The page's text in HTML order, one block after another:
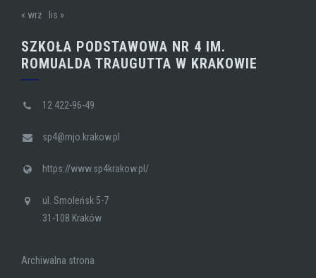
« wrz lis »
SZKOŁA PODSTAWOWA NR 4 IM.
ROMUALDA TRAUGUTTA W KRAKOWIE
12 422-96-49
sp4@mjo.krakow.pl
https://www.sp4krakow.pl/
ul. Smoleńsk 5-7
31-108 Kraków
Archiwalna strona